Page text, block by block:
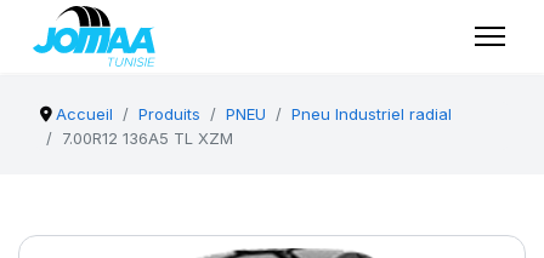
Accueil Produits PNEU
Pneu Industriel radial
7.00R12 136A5 TL XZM